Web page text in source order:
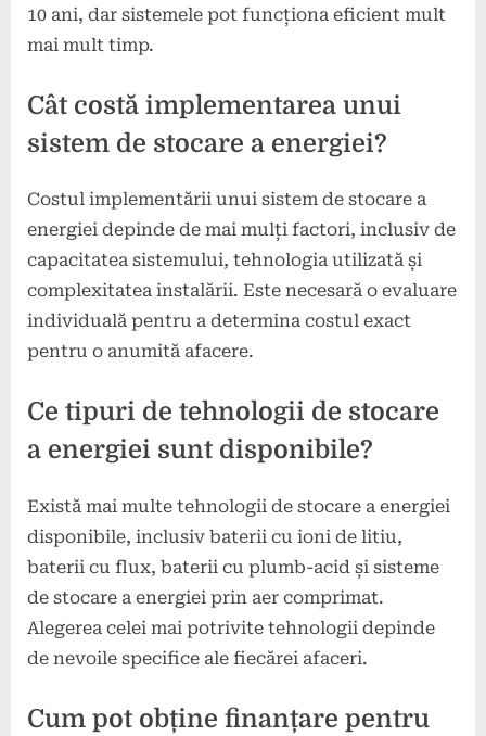
10 ani, dar sistemele pot funcționa eficient mult
mai mult timp.
Cât costă implementarea unui
sistem de stocare a energiei?
Costul implementării unui sistem de stocare a
energiei depinde de mai mulți factori, inclusiv de
capacitatea sistemului, tehnologia utilizată și
complexitatea instalării. Este necesară o evaluare
individuală pentru a determina costul exact
pentru o anumită afacere.
Ce tipuri de tehnologii de stocare
a energiei sunt disponibile?
Există mai multe tehnologii de stocare a energiei
disponibile, inclusiv baterii cu ioni de litiu,
baterii cu flux, baterii cu plumb-acid și sisteme
de stocare a energiei prin aer comprimat.
Alegerea celei mai potrivite tehnologii depinde
de nevoile specifice ale fiecărei afaceri.
Cum pot obține finanțare pentru